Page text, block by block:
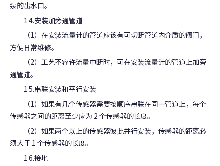
泵的出水口。
1.4.安装加旁通管道
（1）在安装流量计的管道应该有可切断管道内介质的阀门，
方便日常维修。
（2）工艺不容许流量中断时，可在安装流量计的管道上加旁
通管道。
1.5.串联安装和平行安装
（1）如果有几个传感器需要按顺序串联在同一管道上，每个
传感器之间的距离至少应为 2 个传感器的长度。
（2）如果两个以上的传感器彼此并行安装，传感器的距离必
须大于 1 个传感器的长度。
1.6.接地